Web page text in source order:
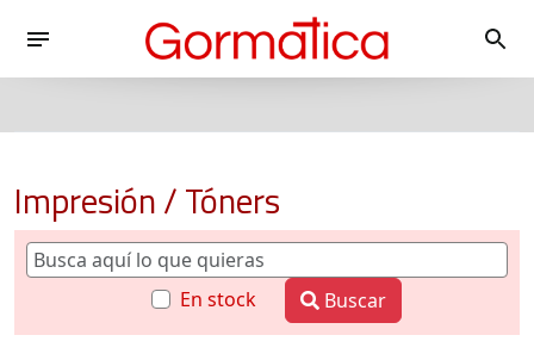
Impresión / Tóners
En stock Buscar